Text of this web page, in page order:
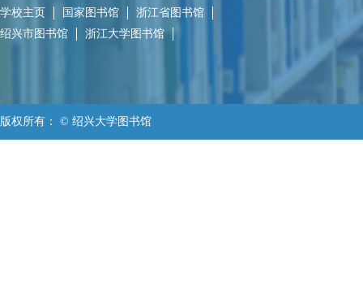
学校主页 国家图书馆
浙江省图书馆
绍兴市图书馆
浙江大学图书馆
版权所有： © 绍兴大学图书馆